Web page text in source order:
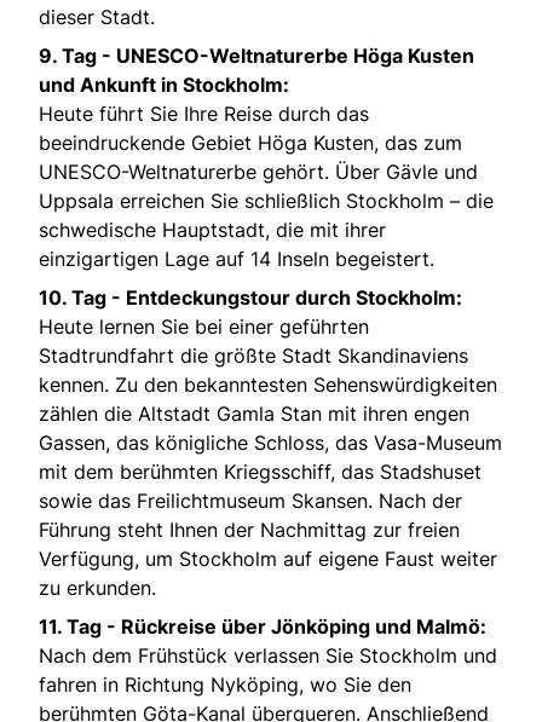
dieser Stadt.
9. Tag - UNESCO-Weltnaturerbe Höga Kusten
und Ankunft in Stockholm:
Heute führt Sie Ihre Reise durch das
beeindruckende Gebiet Höga Kusten, das zum
UNESCO-Weltnaturerbe gehört. Über Gävle und
Uppsala erreichen Sie schließlich Stockholm – die
schwedische Hauptstadt, die mit ihrer
einzigartigen Lage auf 14 Inseln begeistert.
10. Tag - Entdeckungstour durch Stockholm:
Heute lernen Sie bei einer geführten
Stadtrundfahrt die größte Stadt Skandinaviens
kennen. Zu den bekanntesten Sehenswürdigkeiten
zählen die Altstadt Gamla Stan mit ihren engen
Gassen, das königliche Schloss, das Vasa-Museum
mit dem berühmten Kriegsschiff, das Stadshuset
sowie das Freilichtmuseum Skansen. Nach der
Führung steht Ihnen der Nachmittag zur freien
Verfügung, um Stockholm auf eigene Faust weiter
zu erkunden.
11. Tag - Rückreise über Jönköping und Malmö:
Nach dem Frühstück verlassen Sie Stockholm und
fahren in Richtung Nyköping, wo Sie den
berühmten Göta-Kanal überqueren. Anschließend